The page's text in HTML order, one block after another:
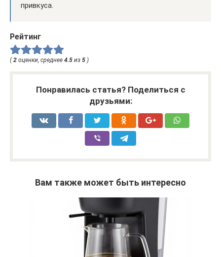
привкуса.
Рейтинг
(2 оценки, среднее 4.5 из 5 )
Понравилась статья? Поделиться с
друзьями:
Вам также может быть интересно